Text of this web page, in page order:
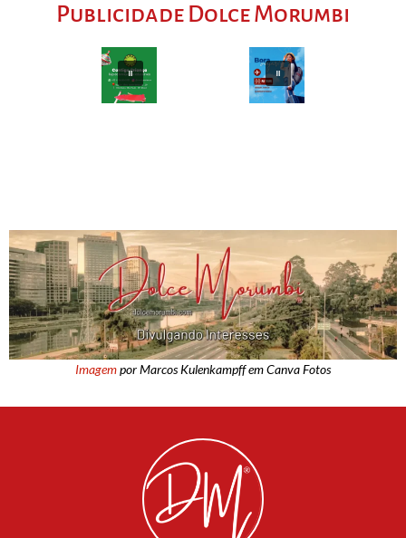
Publicidade Dolce Morumbi
Imagempor Marcos Kulenkampff em Canva Fotos